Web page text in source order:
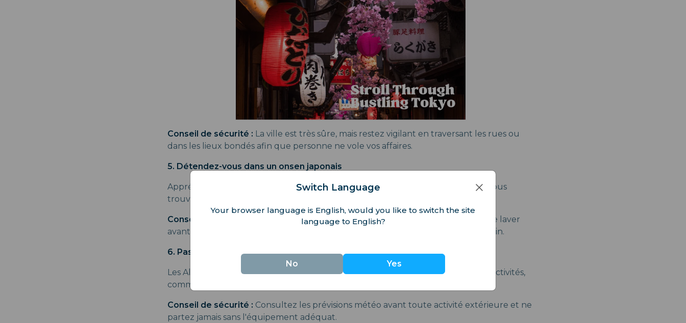
Conseil de sécurité : La ville est très sûre, mais restez vigilant en traversant les rues ou
dans les lieux bondés afin que personne ne vole vos affaires.
5. Détendez-vous dans un onsen japonais
Appréciez le rituel apaisant du bain dans un onsen (source chaude) au Japon. Vous
trouverez des sources naturelles dans des villes comme Hakone et Noboribetsu.
Conseil de sécurité :
Familiarisez-vous avec les règles des bains onsen, comme se laver
avant d'entrer dans l'eau chaude et ne pas tremper la serviette dans l'eau du bain.
6. Passionné de sensations fortes ? Direction les Alpes japonaises
Les Alpes japonaises ravissent ceux en quête d'adrénaline avec de nombreuses activités,
comme la randonnée, le ski ou le snowboard, disponibles toute l'année.
Conseil de sécurité : Consultez les prévisions météo avant toute activité extérieure et ne
partez jamais sans l'équipement adéquat.
Switch Language
Your browser language is English, would you like to switch the site
language to English?
No Yes